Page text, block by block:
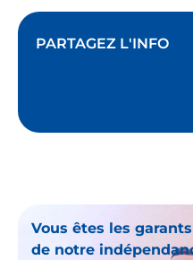
PARTAGEZ L'INFO
Vous êtes les garants
de notre